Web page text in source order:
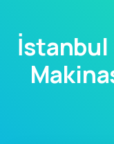
İstanbul